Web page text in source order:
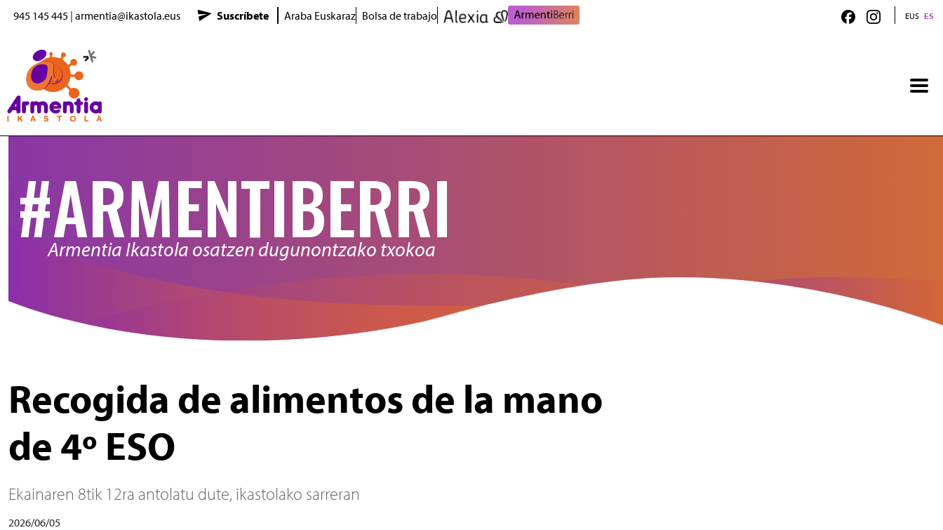
Pasar al contenido principal
945 145 445| armentia@ikastola.eus Suscríbete Araba Euskaraz Bolsa de trabajo EUS ES
#ARMENTIBERRI
Armentia Ikastola osatzen dugunontzako txokoa
Recogida de alimentos de la mano
de 4º ESO
Ekainaren 8tik 12ra antolatu dute, ikastolako sarreran
2026/06/05